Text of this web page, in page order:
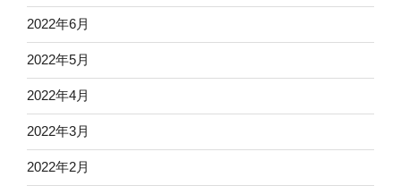
2022年6月
2022年5月
2022年4月
2022年3月
2022年2月